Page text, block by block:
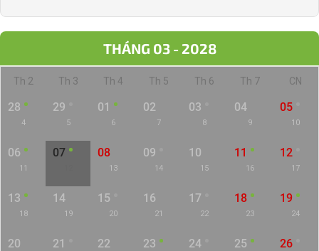
THÁNG 03 - 2028
Th 2 Th 3 Th 4 Th 5 Th 6 Th 7 CN
28
4
29
5
01
6
02
7
03
8
04
9
05
10
06
11
07 08
13
09
14
10
15
11
16
12
17
13
18
14
19
15
20
16
21
17
22
18
23
19
24
20 21 22 23 24 25 26